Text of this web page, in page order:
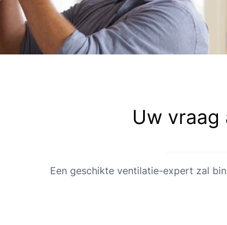
Uw vraag
Een geschikte ventilatie-expert zal